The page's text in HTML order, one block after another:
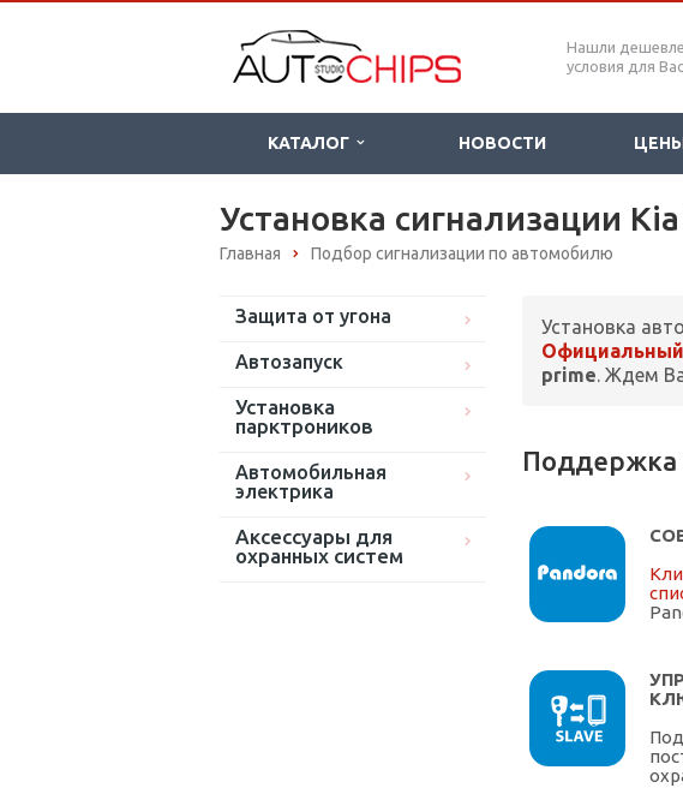
Нашли
условия для
КАТАЛОГ НОВОСТИ
Установка сигнализации
Главная Подбор сигнализации по автомобилю
Защита от угона
Автозапуск
Установка
парктроников
Автомобильная
электрика
Аксессуары для
охранных систем
Установка
Официальный
prime. Ждем
Поддержка